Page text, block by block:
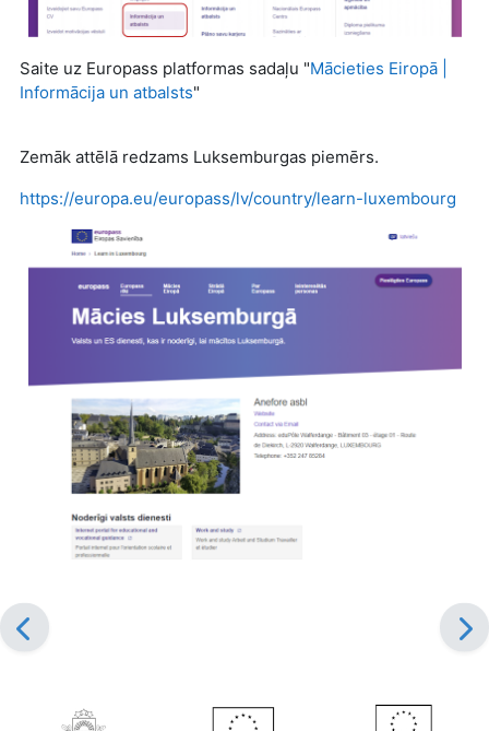
Saite uz Europass platformas sadaļu "Mācieties Eiropā |
Informācija un atbalsts"
Zemāk attēlā redzams Luksemburgas piemērs.
https://europa.eu/europass/lv/country/learn-luxembourg